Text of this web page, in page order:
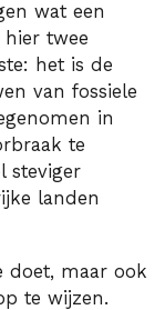
wat een
twee
het is de
van fossiele
in
te
steviger
landen
doet, maar ook
te wijzen.